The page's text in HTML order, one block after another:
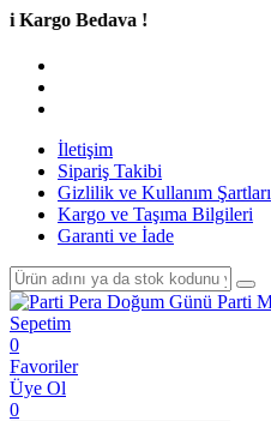
Bedava !
İletişim
Sipariş Takibi
Gizlilik ve Kullanım Şartları
Kargo ve Taşıma Bilgileri
Garanti ve İade
Sepetim
0
Favoriler
Üye Ol
0